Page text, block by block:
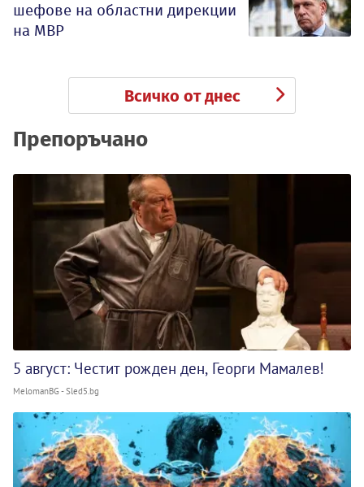
шефове на областни дирекции
на МВР
Всичко от днес
Препоръчано
5 август: Честит рожден ден, Георги Мамалев!
MelomanBG - Sled5.bg